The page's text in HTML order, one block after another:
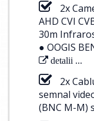
2x
AHD CVI
30m
● OOGIS
detalii ...
2x
semnal
(BNC M-M)